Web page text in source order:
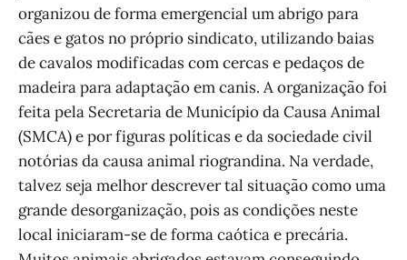
organizou de forma emergencial um abrigo para
cães e gatos no próprio sindicato, utilizando baias
de cavalos modificadas com cercas e pedaços de
madeira para adaptação em canis. A organização foi
feita pela Secretaria de Município da Causa Animal
(SMCA) e por figuras políticas e da sociedade civil
notórias da causa animal riograndina. Na verdade,
talvez seja melhor descrever tal situação como uma
grande desorganização, pois as condições neste
local iniciaram-se de forma caótica e precária.